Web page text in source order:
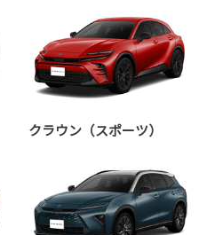
クラウン（スポーツ）